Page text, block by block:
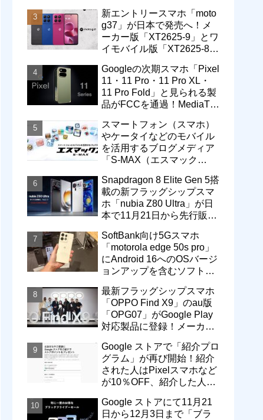
通信品質も改善
新エントリースマホ「moto
g37」が日本で発売へ！メ
ーカー版「XT2625-9」とワ
イモバイル版「XT2625-8」
Googleの次期スマホ「Pixel
11・11 Pro・11 Pro XL・
11 Pro Fold」と見られる製
品がFCCを通過！MediaTek
スマートフォン（スマホ）
やケータイなどのモバイル
を活用するブログメディア
「S-MAX（エスマック
Snapdragon 8 Elite Gen 5搭
載の新フラッグシップスマ
ホ「nubia Z80 Ultra」が日
本で11月21日から先行販
SoftBank向け5Gスマホ
「motorola edge 50s pro」
にAndroid 16へのOSバージ
ョンアップを含むソフトウ
最新フラッグシップスマホ
「OPPO Find X9」のau版
「OPG07」がGoogle Play
対応製品に登録！メーカー
売へ
Google ストアで「紹介プロ
グラム」が再び開始！紹介
された人はPixelスマホなど
が10％OFF、紹介した人は
ト付与
Google ストアにて11月21
日から12月3日まで「ブラ